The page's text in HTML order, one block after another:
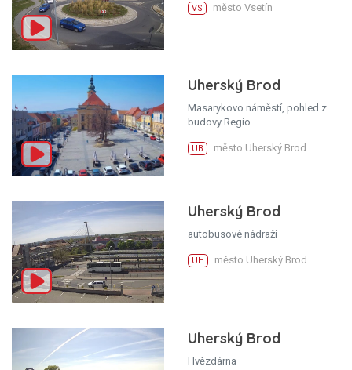
VS město Vsetín
Uherský Brod
Masarykovo náměstí, pohled z
budovy Regio
UB město Uherský Brod
Uherský Brod
autobusové nádraží
UH město Uherský Brod
Uherský Brod
Hvězdárna